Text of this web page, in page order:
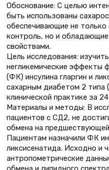
Обоснование: С целью
быть использованы
обеспечивающие не только
контроль, но и обладающие
свойствами.
Цель исследования:
негликемические эффекты
(ФК) инсулина гларгин и
сахарным диабетом 2 типа
клинической практике за
Материалы и методы: В
пациентов с СД2, не
обмена на
Пациентам назначили ФК
ликсисенатида. Исходно и
антропометрические